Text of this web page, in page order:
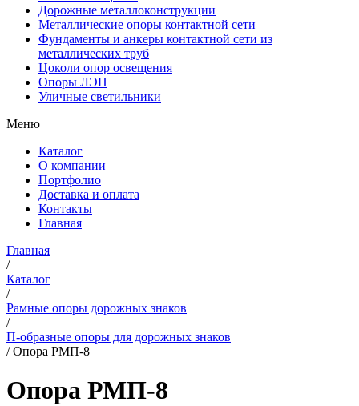
Дорожные металлоконструкции
Металлические опоры контактной сети
Фундаменты и анкеры контактной сети из
металлических труб
Цоколи опор освещения
Опоры ЛЭП
Уличные светильники
Меню
Каталог
О компании
Портфолио
Доставка и оплата
Контакты
Главная
Главная
/
Каталог
/
Рамные опоры дорожных знаков
/
П-образные опоры для дорожных знаков
/Опора РМП-8
Опора РМП-8